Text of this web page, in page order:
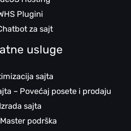
Plugini
za sajt
usluge
sajta
– Povećaj posete i prodaju
Izrada sajta
podrška